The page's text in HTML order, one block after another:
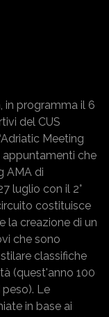
in programma il 6
del CUS
Meeting
appuntamenti che
AMA di
luglio con il 2°
costituisce
la creazione di un
che sono
classifiche
(quest'anno 100
Le
in base ai